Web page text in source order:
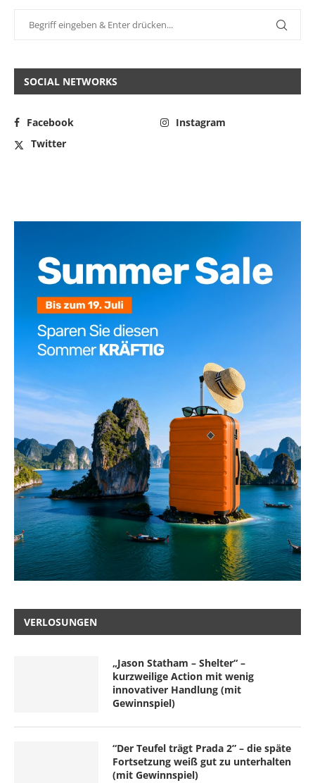
SOCIAL NETWORKS
Facebook
Instagram
Twitter
VERLOSUNGEN
„Jason Statham – Shelter“ –
kurzweilige Action mit wenig
innovativer Handlung (mit
Gewinnspiel)
“Der Teufel trägt Prada 2” – die späte
Fortsetzung weiß gut zu unterhalten
(mit Gewinnspiel)